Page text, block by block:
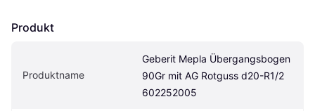
Produkt
Produktname
Geberit Mepla Übergangsbogen
90Gr mit AG Rotguss d20-R1/2
602252005